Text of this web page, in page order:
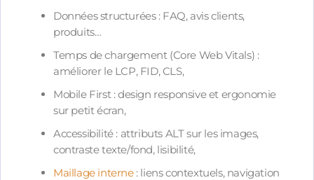
Données structurées : FAQ, avis clients,
produits…
Temps de chargement (Core Web Vitals) :
améliorer le LCP, FID, CLS,
Mobile First : design responsive et ergonomie
sur petit écran,
Accessibilité : attributs ALT sur les images,
contraste texte/fond, lisibilité,
Maillage interne: liens contextuels, navigation